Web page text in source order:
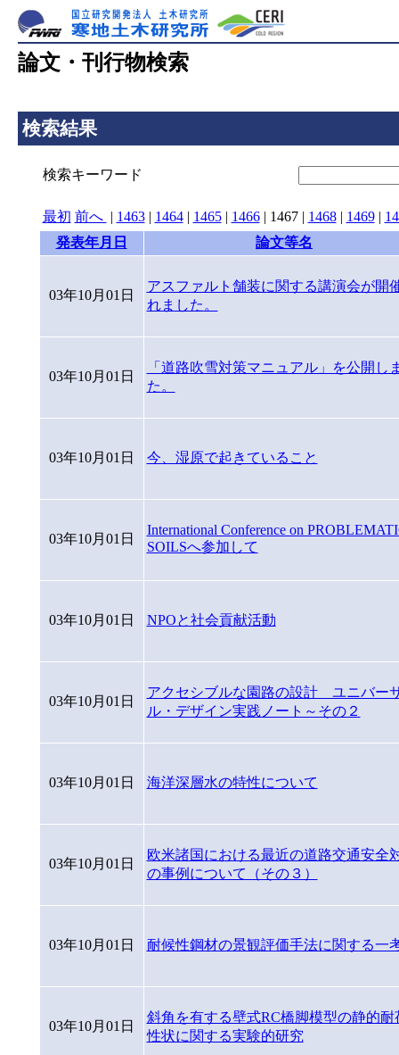
論文・刊行物検索
検索結果
検索キーワード
最初 前へ | 1463| 1464| 1465| 1466| 1467| 1468| 1469|
発表年月日
論文等名
03年10月01日
アスファルト舗装に関する講演会が開
れました。
03年10月01日
「道路吹雪対策マニュアル」を公開し
た。
03年10月01日 今、湿原で起きていること
03年10月01日
International Conference on
SOILSへ参加して
03年10月01日 NPOと社会貢献活動
03年10月01日
アクセシブルな園路の設計 ユニバー
ル・デザイン実践ノート～その２
03年10月01日 海洋深層水の特性について
03年10月01日
欧米諸国における最近の道路交通安全
の事例について（その３）
03年10月01日 耐候性鋼材の景観評価手法に関する一
03年10月01日
斜角を有する壁式RC橋脚模型の静的耐
性状に関する実験的研究